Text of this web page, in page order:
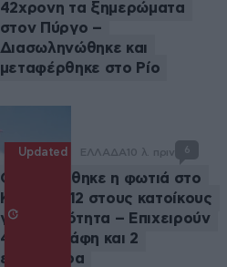
42χρονη τα ξημερώματα
στον Πύργο –
Διασωληνώθηκε και
μεταφέρθηκε στο Ρίο
Updated ΕΛΛΑΔΑ 10 λ. πριν 6
Οριοθετήθηκε η φωτιά στο
Κορωπί, 112 στους κατοίκους
για ετοιμότητα – Επιχειρούν
4 αεροσκάφη και 2
ελικόπτερα